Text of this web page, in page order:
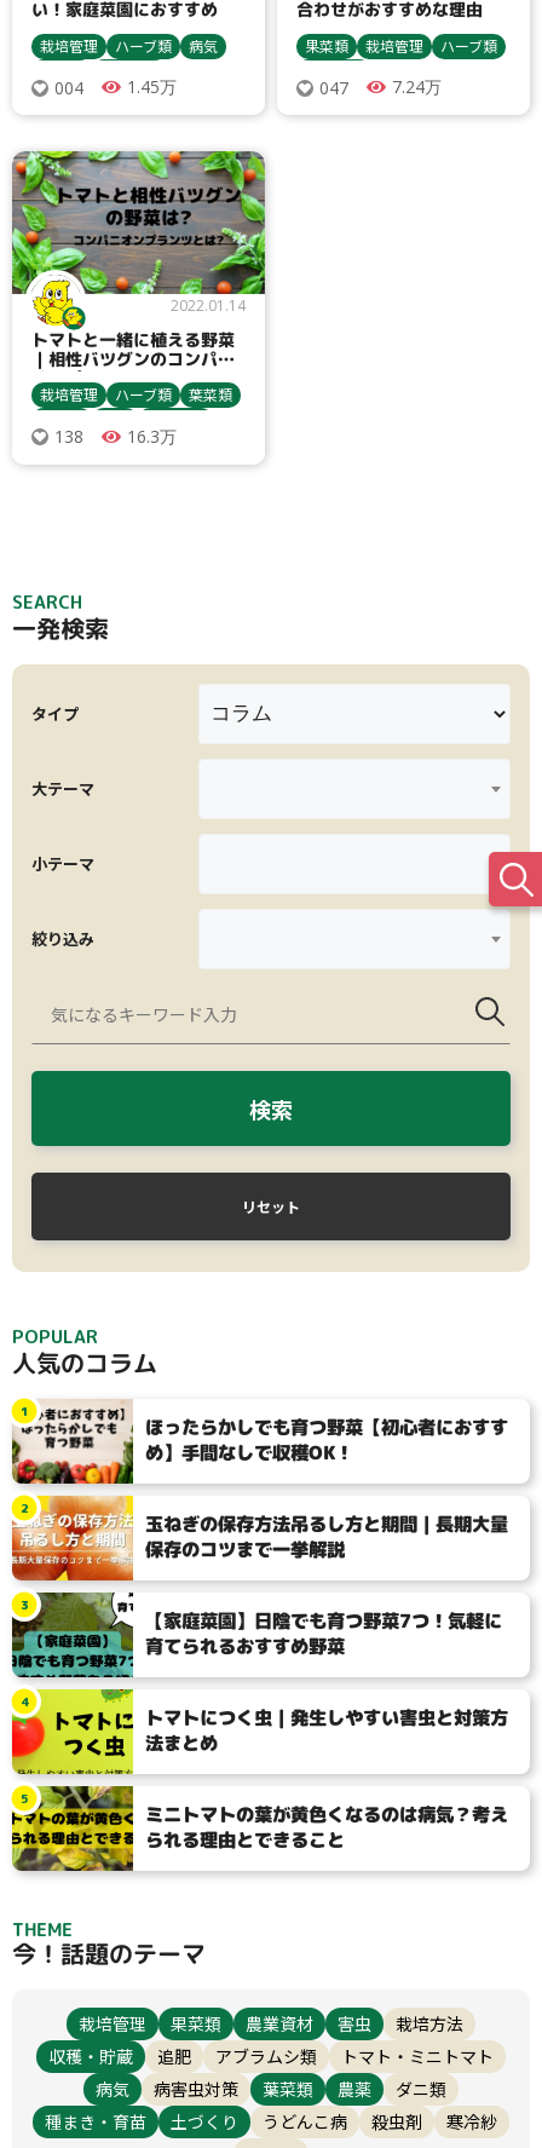
い！家庭菜園におすすめ
栽培管理 ハーブ類
病気
収穫・貯蔵
害虫
バジル
うどんこ病 炭疽病
004 1.45万
合わせがおすすめな理由
果菜類 栽培管理
ハーブ類
トマト・ミニトマト
栽培方法
バジル
047 7.24万
2022.01.14
トマトと一緒に植える野菜
｜相性バツグンのコンパニ
オンプランツとは
栽培管理 ハーブ類
葉菜類
収穫・貯蔵
栽培方法
バジル
ネギ
138 16.3万
SEARCH
一発検索
タイプ
大テーマ
小テーマ
絞り込み
検索
リセット
POPULAR
人気のコラム
ほったらかしでも育つ野菜【初心者におすす
め】手間なしで収穫OK！
1
玉ねぎの保存方法吊るし方と期間｜長期大量
保存のコツまで一挙解説
2
【家庭菜園】日陰でも育つ野菜7つ！気軽に
育てられるおすすめ野菜
3
トマトにつく虫｜発生しやすい害虫と対策方
法まとめ
4
ミニトマトの葉が黄色くなるのは病気？考え
られる理由とできること
5
THEME
今！話題のテーマ
栽培管理 果菜類 農業資材 害虫
栽培方法
収穫・貯蔵
追肥 アブラムシ類
トマト・ミニトマト
病気
病害虫対策 葉菜類 農薬
ダニ類
種まき・育苗
土づくり うどんこ病 殺虫剤
寒冷紗